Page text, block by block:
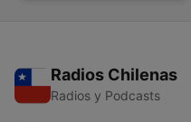
Radios Chilenas
Radios y Podcasts